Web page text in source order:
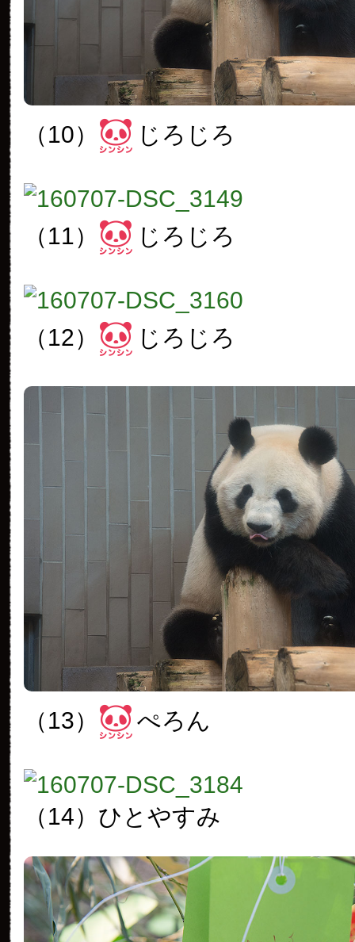
（10） じろじろ
（11） じろじろ
（12） じろじろ
（13） ぺろん
（14）ひとやすみ